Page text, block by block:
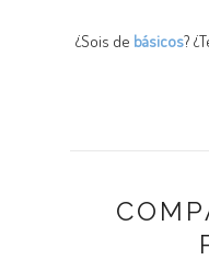
¿Sois de básicos?